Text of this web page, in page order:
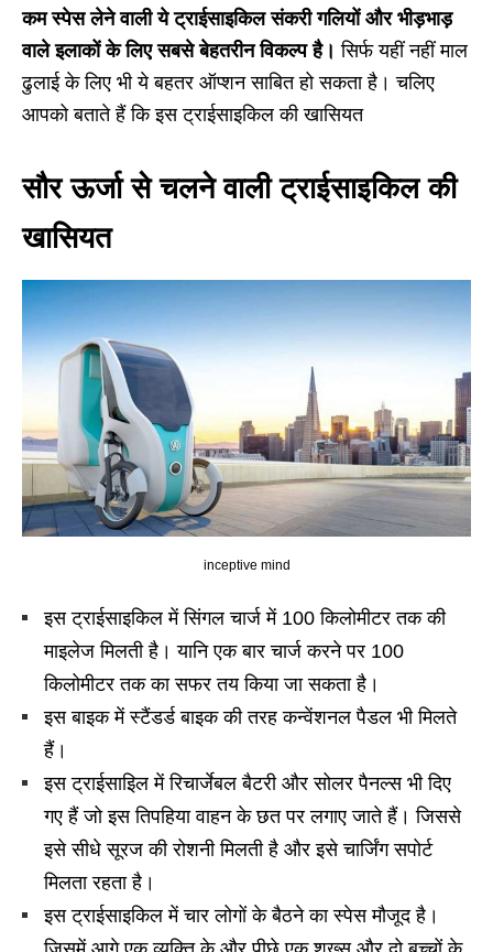
कम स्पेस लेने वाली ये ट्राईसाइकिल संकरी गलियों और भीड़भाड़
वाले इलाकों के लिए सबसे बेहतरीन विकल्प है।सिर्फ यहीं नहीं माल
ढुलाई के लिए भी ये बहतर ऑप्शन साबित हो सकता है। चलिए
आपको बताते हैं कि इस ट्राईसाइकिल की खासियत
सौर ऊर्जा से चलने वाली ट्राईसाइकिल की
खासियत
inceptive mind
इस ट्राईसाइकिल में सिंगल चार्ज में 100 किलोमीटर तक की
माइलेज मिलती है। यानि एक बार चार्ज करने पर 100
किलोमीटर तक का सफर तय किया जा सकता है।
इस बाइक में स्टैंडर्ड बाइक की तरह कन्वेंशनल पैडल भी मिलते
हैं।
इस ट्राईसाइिल में रिचार्जेबल बैटरी और सोलर पैनल्स भी दिए
गए हैं जो इस तिपहिया वाहन के छत पर लगाए जाते हैं। जिससे
इसे सीधे सूरज की रोशनी मिलती है और इसे चार्जिंग सपोर्ट
मिलता रहता है।
इस ट्राईसाइकिल में चार लोगों के बैठने का स्पेस मौजूद है।